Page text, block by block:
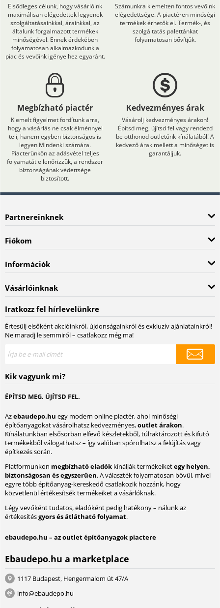
Elsődleges célunk, hogy vásárlóink
maximálisan elégedettek legyenek
szolgáltatásainkkal, árainkkal, az
általunk forgalmazott termékek
minőségével. Ennek érdekében
folyamatosan alkalmazkodunk a
piac és vevőink igényeihez egyaránt.
Számunkra kiemelten fontos vevőink
elégedettsége. A piactéren minőségi
termékek érhetők el. Termék-, és
szolgáltatás palettánkat
folyamatosan bővítjük.
Megbízható piactér
Kiemelt figyelmet fordítunk arra,
hogy a vásárlás ne csak élménnyel
teli, hanem egyben biztonságos is
legyen Mindenki számára.
Piacterünkön az adásvétel teljes
folyamatát ellenőrizzük, a rendszer
biztonságának védettsége
biztosított.
Kedvezményes árak
Vásárolj kedvezményes árakon!
Építsd meg, újítsd fel vagy rendezd
be otthonod outletünk kínálatából! A
kedvező árak mellett a minőséget is
garantáljuk.
Partnereinknek
Fiókom
Információk
Vásárlóinknak
Iratkozz fel hírlevelünkre
Értesülj elsőként akcióinkról, újdonságainkról és exkluzív ajánlatainkról!
Ne maradj le semmiről – csatlakozz még ma!
Kik vagyunk mi?
ÉPÍTSD MEG. ÚJÍTSD FEL.
Azebaudepo.hu egy modern online piactér, ahol minőségi
építőanyagokat vásárolhatsz kedvezményes,outlet árakon.
Kínálatunkban elsősorban elfevő készletekből, túlraktározott és kifutó
termékekből válogathatsz – így valóban spórolhatsz a felújítás vagy
építkezés során.
Platformunkon megbízható eladók kínálják termékeiketegy helyen,
biztonságosan és egyszerűen. A választék folyamatosan bővül, mivel
egyre több építőanyag-kereskedő csatlakozik hozzánk, hogy
közvetlenül értékesítsék termékeiket a vásárlóknak.
Légy vevőként tudatos, eladóként pedig hatékony – nálunk az
értékesítésgyors és átlátható folyamat.
ebaudepo.hu – az outlet építőanyagok piactere
Ebaudepo.hu a marketplace
1117 Budapest, Hengermalom út 47/A
info@ebaudepo.hu